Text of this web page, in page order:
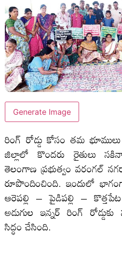
Generate Image
రింగ్ రోడ్డు కోసం తమ
జిల్లాలో కొందరు రైతులు
తెలంగాణ ప్రభుత్వం వరంగల్
రూపొందించింది. ఇందులో
ఆరెపల్లి – పైడిపల్లి –
అడుగుల ఇన్నర్ రింగ్
సిద్ధం చేసింది.